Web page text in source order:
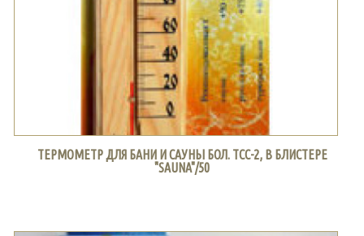
ТЕРМОМЕТР ДЛЯ БАНИ И САУНЫ БОЛ. ТСС-2, В БЛИСТЕРЕ
"SAUNA"/50